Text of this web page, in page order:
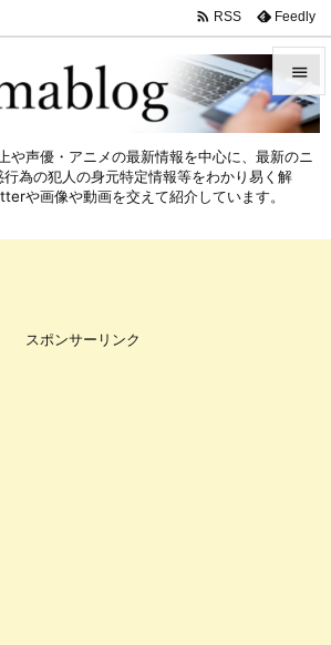



 RSS Feedly
声優・アニメの最新情報を中心に、最新のニ
行為の犯人の身元特定情報等をわかり易く解
や画像や動画を交えて紹介しています。
スポンサーリンク